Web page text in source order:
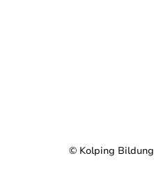
© Kolping Bildung